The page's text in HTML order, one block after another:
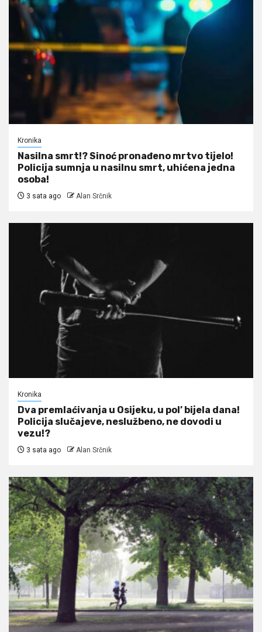
Kronika
Nasilna smrt!? Sinoć pronađeno mrtvo tijelo!
Policija sumnja u nasilnu smrt, uhićena jedna
osoba!
3 sata ago Alan Srčnik
Kronika
Dva premlaćivanja u Osijeku, u pol’ bijela dana!
Policija slučajeve, neslužbeno, ne dovodi u
vezu!?
3 sata ago Alan Srčnik